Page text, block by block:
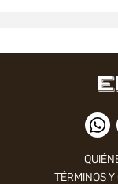
TÉRMINOS Y